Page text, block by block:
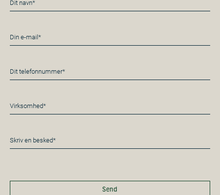
mail*
Telefon *
Virksomhed*
Besked
Send